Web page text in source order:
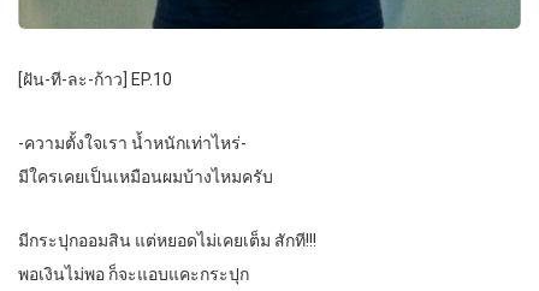
[ฝัน-ที-ละ-ก้าว] EP.10
-ความตั้งใจเรา น้ำหนักเท่าไหร่-
มีใครเคยเป็นเหมือนผมบ้างไหมครับ
มีกระปุกออมสิน แต่หยอดไม่เคยเต็ม สักที!!!
พอเงินไม่พอ ก็จะแอบแคะกระปุก